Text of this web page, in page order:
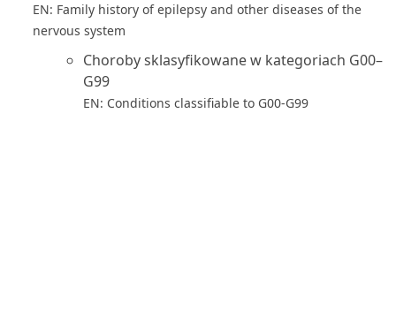
EN: Family history of epilepsy and other diseases of the
nervous system
Choroby sklasyfikowane w kategoriach G00–
G99
EN: Conditions classifiable to G00-G99